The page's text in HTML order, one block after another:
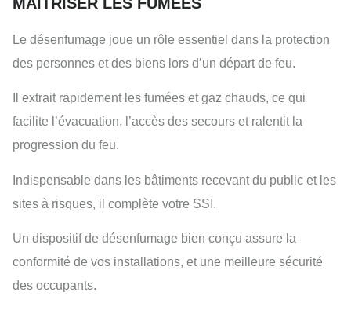
Le désenfumage joue un rôle essentiel dans la protection
des personnes et des biens lors d’un départ de feu.
Il extrait rapidement les fumées et gaz chauds, ce qui
facilite l’évacuation, l’accès des secours et ralentit la
progression du feu.
Indispensable dans les bâtiments recevant du public et les
sites à risques, il complète votre SSI.
Un dispositif de désenfumage bien conçu assure la
conformité de vos installations, et une meilleure sécurité
des occupants.